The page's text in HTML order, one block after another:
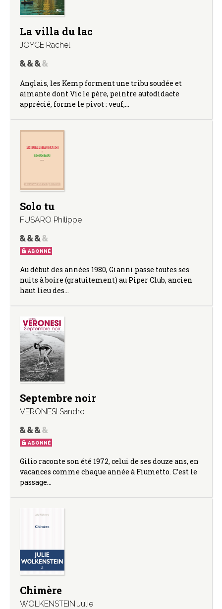
La villa du lac
JOYCE Rachel
Anglais, les Kemp forment une tribu soudée et
aimante dont Vic le père, peintre autodidacte
apprécié, forme le pivot : veuf,…
Solo tu
FUSARO Philippe
ABONNÉ
Au début des années 1980, Gianni passe toutes ses
nuits à boire (gratuitement) au Piper Club, ancien
haut lieu des…
Septembre noir
VERONESI Sandro
ABONNÉ
Gilio raconte son été 1972, celui de ses douze ans, en
vacances comme chaque année à Fiumetto. C’est le
passage…
Chimère
WOLKENSTEIN Julie